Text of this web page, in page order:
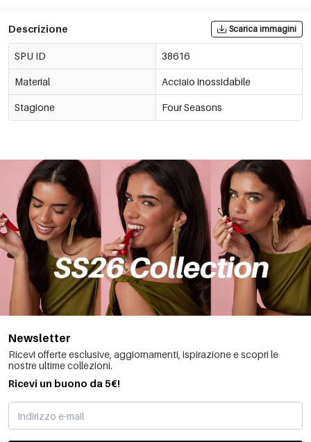
Descrizione Scarica immagini
SPU ID 38616
Material Acciaio inossidabile
Stagione Four Seasons
Newsletter
Ricevi offerte esclusive, aggiornamenti, ispirazione e scopri le
nostre ultime collezioni.
Ricevi un buono da 5€!